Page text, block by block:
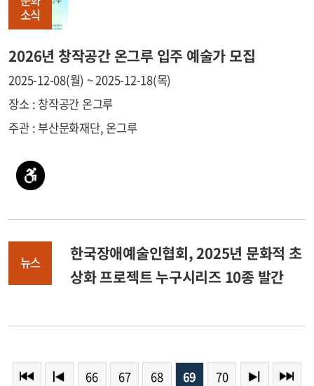
소식
2026년 창작공간 온그루 입주 예술가 모집
2025-12-08(월) ~ 2025-12-18(목)
장소 : 창작공간 온그루
주관 : 부산문화재단, 온그루
뉴스
한국장애예술인협회, 2025년 문화적 초
상화 프로젝트 누구시리즈 10종 발간
66 67 68 69 70